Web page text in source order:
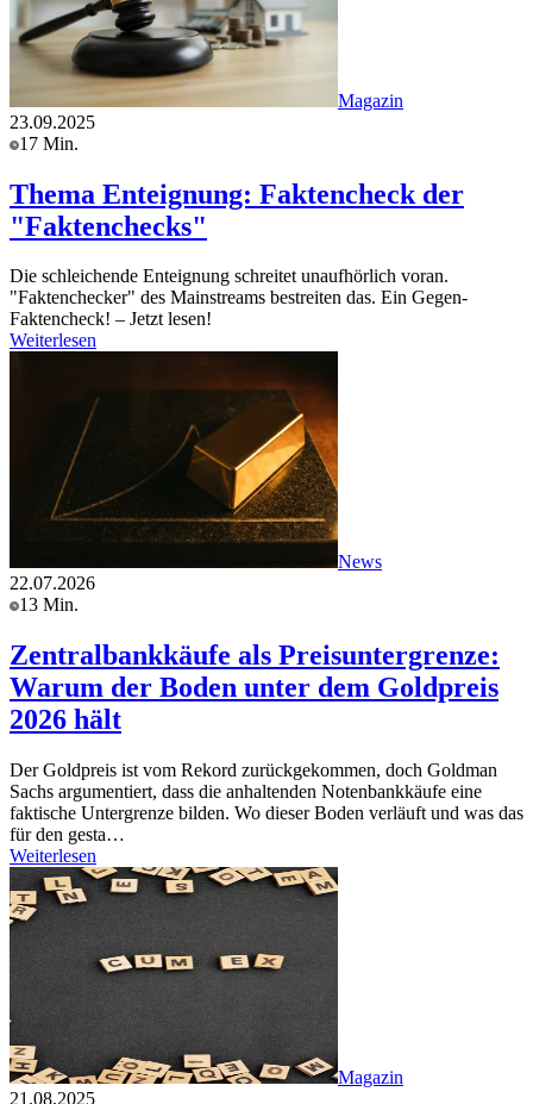
Magazin
23.09.2025
17 Min.
Thema Enteignung: Faktencheck der
"Faktenchecks"
Die schleichende Enteignung schreitet unaufhörlich voran.
"Faktenchecker" des Mainstreams bestreiten das. Ein Gegen-
Faktencheck! – Jetzt lesen!
Weiterlesen
News
22.07.2026
13 Min.
Zentralbankkäufe als Preisuntergrenze:
Warum der Boden unter dem Goldpreis
2026 hält
Der Goldpreis ist vom Rekord zurückgekommen, doch Goldman
Sachs argumentiert, dass die anhaltenden Notenbankkäufe eine
faktische Untergrenze bilden. Wo dieser Boden verläuft und was das
für den gesta…
Weiterlesen
Magazin
21.08.2025